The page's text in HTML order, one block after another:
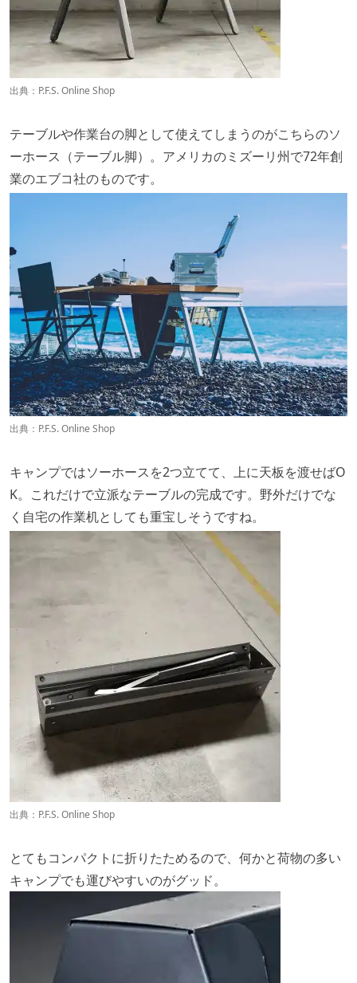
出典： P.F.S. Online Shop
テーブルや作業台の脚として使えてしまうのがこちらのソ
ーホース（テーブル脚）。アメリカのミズーリ州で72年創
業のエブコ社のものです。
出典： P.F.S. Online Shop
キャンプではソーホースを2つ立てて、上に天板を渡せばO
K。これだけで立派なテーブルの完成です。野外だけでな
く自宅の作業机としても重宝しそうですね。
出典： P.F.S. Online Shop
とてもコンパクトに折りたためるので、何かと荷物の多い
キャンプでも運びやすいのがグッド。